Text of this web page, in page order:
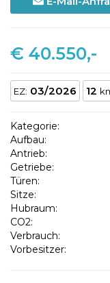
€ 40.550,-
EZ: 03/2026 12
Kategorie:
Aufbau:
Antrieb:
Getriebe:
Türen:
Sitze:
Hubraum:
CO2:
Verbrauch:
Vorbesitzer: